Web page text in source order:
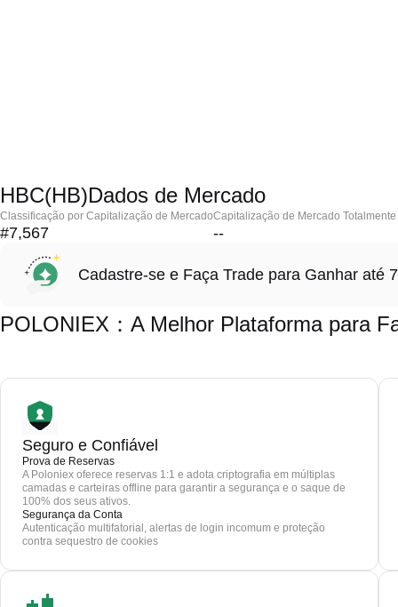
HBC(HB)Dados de Mercado
Classificação por Capitalização de Mercado
#7,567
Capitalização de Mercado
--
Cadastre-se e Faça Trade para Ganhar até
POLONIEX：A Melhor Plataforma para
Seguro e Confiável
Prova de Reservas
A Poloniex oferece reservas 1:1 e adota criptografia em múltiplas
camadas e carteiras offline para garantir a segurança e o saque de
100% dos seus ativos.
Segurança da Conta
Autenticação multifatorial, alertas de login incomum e proteção
contra sequestro de cookies